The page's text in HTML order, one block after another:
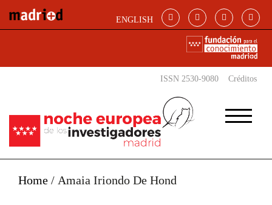
ENGLISH
ISSN 2530-9080 Créditos
Home / Amaia Iriondo De Hond